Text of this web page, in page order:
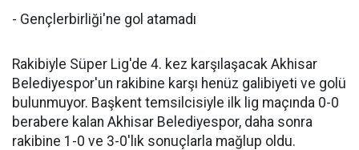
- Gençlerbirliği'ne gol atamadı
Rakibiyle Süper Lig'de 4. kez karşılaşacak Akhisar
Belediyespor'un rakibine karşı henüz galibiyeti ve golü
bulunmuyor. Başkent temsilcisiyle ilk lig maçında 0-0
berabere kalan Akhisar Belediyespor, daha sonra
rakibine 1-0 ve 3-0'lık sonuçlarla mağlup oldu.